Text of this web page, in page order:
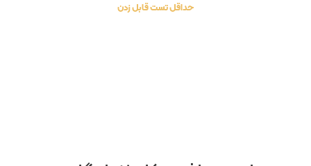
حداقل تست قابل زدن